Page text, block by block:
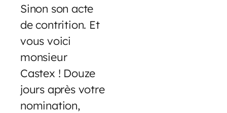
Sinon son acte
de contrition. Et
vous voici
monsieur
Castex ! Douze
jours après votre
nomination,